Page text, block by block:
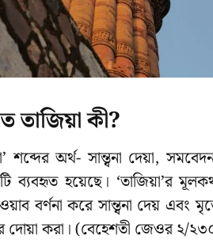
তাজিয়া কী?
শব্দের অর্থ- সান্ত্বনা দেয়া,
ব্যবহৃত হয়েছে। ‘তাজিয়া’র
বর্ণনা করে সান্ত্বনা দেয় এবং
করা। (বেহেশতী জেওর ২/